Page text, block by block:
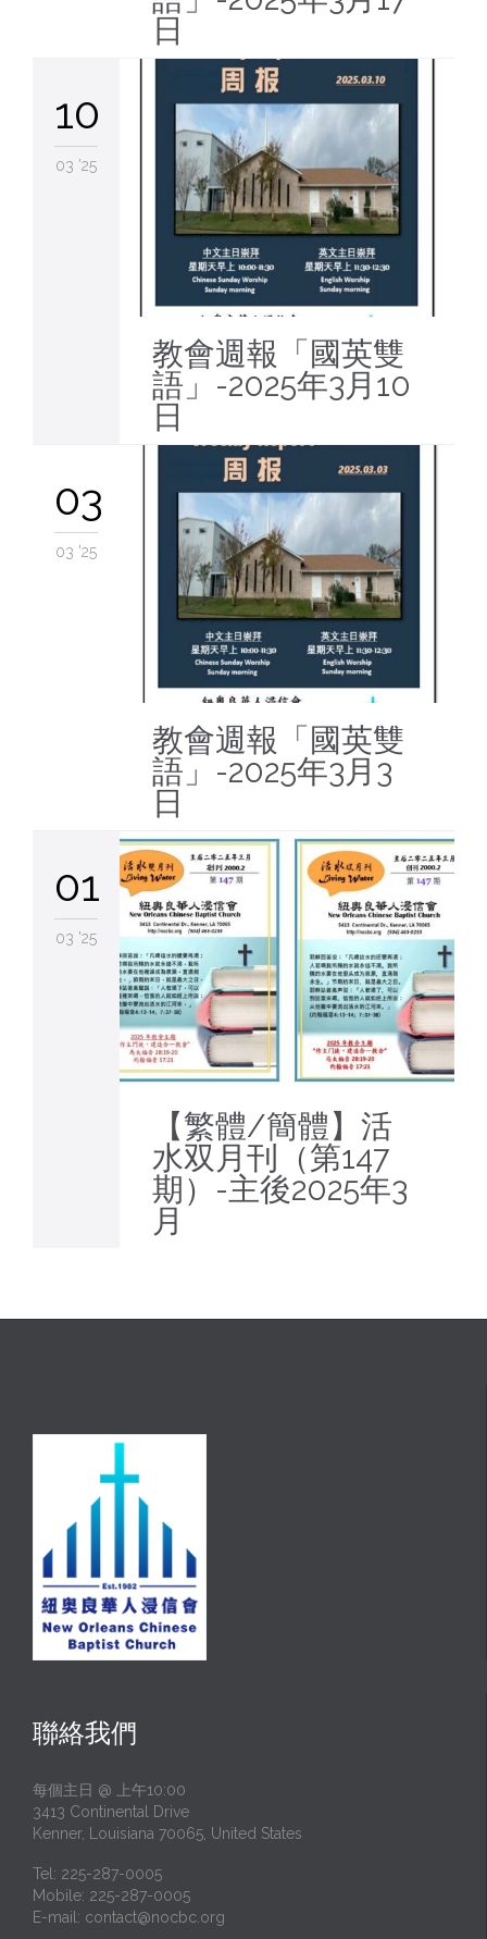
日
10
03 '25
教會週報「國英雙
語」-2025年3月10
日
03
03 '25
教會週報「國英雙
語」-2025年3月3
日
01
03 '25
【繁體/簡體】活
水双月刊（第147
期）-主後2025年3
月
聯絡我們
每個主日 @ 上午10:00
3413 Continental Drive
Kenner, Louisiana 70065, United States
Tel: 225-287-0005
Mobile: 225-287-0005
E-mail: contact@nocbc.org